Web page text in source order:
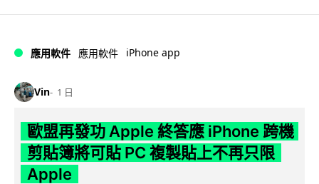
應用軟件 應用軟件 iPhone app
Vin 1 日
歐盟再發功 Apple 終答應 iPhone 跨機
剪貼簿將可貼 PC 複製貼上不再只限
Apple